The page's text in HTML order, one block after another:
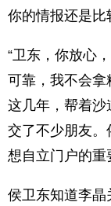
你的情报还是比
“卫东，你放心
可靠，我不会拿
这几年，帮着
交了不少朋友
想自立门户的重
侯卫东知道李晶